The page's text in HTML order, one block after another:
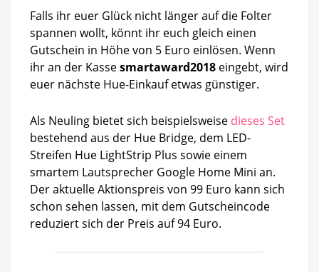
Falls ihr euer Glück nicht länger auf die Folter
spannen wollt, könnt ihr euch gleich einen
Gutschein in Höhe von 5 Euro einlösen. Wenn
ihr an der Kassesmartaward2018 eingebt, wird
euer nächste Hue-Einkauf etwas günstiger.
Als Neuling bietet sich beispielsweise dieses Set
bestehend aus der Hue Bridge, dem LED-
Streifen Hue LightStrip Plus sowie einem
smartem Lautsprecher Google Home Mini an.
Der aktuelle Aktionspreis von 99 Euro kann sich
schon sehen lassen, mit dem Gutscheincode
reduziert sich der Preis auf 94 Euro.